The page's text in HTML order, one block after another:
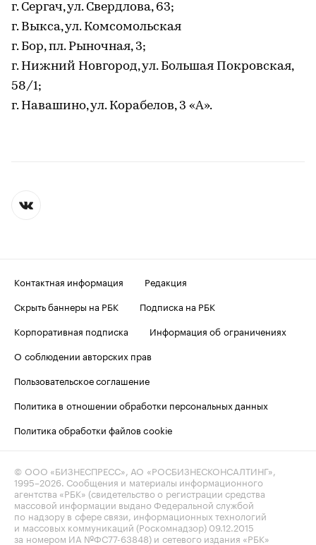
г. Сергач, ул. Свердлова, 63;
г. Выкса, ул. Комсомольская
г. Бор, пл. Рыночная, 3;
г. Нижний Новгород, ул. Большая Покровская,
58/1;
г. Навашино, ул. Корабелов, 3 «А».
Контактная информация
Редакция
Скрыть баннеры на РБК
Подписка на РБК
Корпоративная подписка
Информация об ограничениях
О соблюдении авторских прав
Пользовательское соглашение
Политика в отношении обработки персональных данных
Политика обработки файлов cookie
© ООО «БИЗНЕСПРЕСС», АО «РОСБИЗНЕСКОНСАЛТИНГ»,
1995–2026. Сообщения и материалы информационного
агентства «РБК» (свидетельство о регистрации средства
массовой информации выдано Федеральной службой
по надзору в сфере связи, информационных технологий
и массовых коммуникаций (Роскомнадзор) 09.12.2015
за номером ИА №ФС77-63848) и сетевого издания «РБК»